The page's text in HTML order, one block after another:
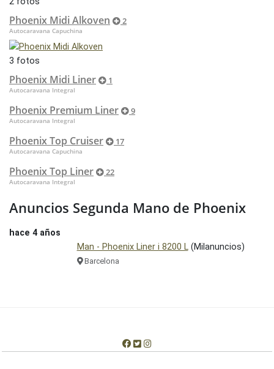
Phoenix Midi Alkoven 2
Autocaravana Capuchina
3 fotos
Phoenix Midi Liner 1
Autocaravana Integral
Phoenix Premium Liner 9
Autocaravana Integral
Phoenix Top Cruiser 17
Autocaravana Capuchina
Phoenix Top Liner 22
Autocaravana Integral
Anuncios Segunda Mano de Phoenix
hace 4 años
Man - Phoenix Liner i 8200 L(Milanuncios)
Barcelona